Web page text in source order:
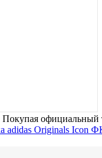
Покупая официальный